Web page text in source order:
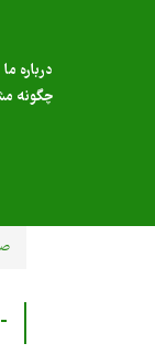
درباره ما
چگونه